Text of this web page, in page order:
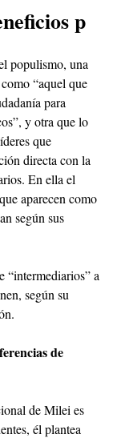
p
populismo, una
“aquel que
para
y otra que lo
que
directa con la
En ella el
aparecen como
según sus
“intermediarios” a
según su
de
de Milei es
él plantea